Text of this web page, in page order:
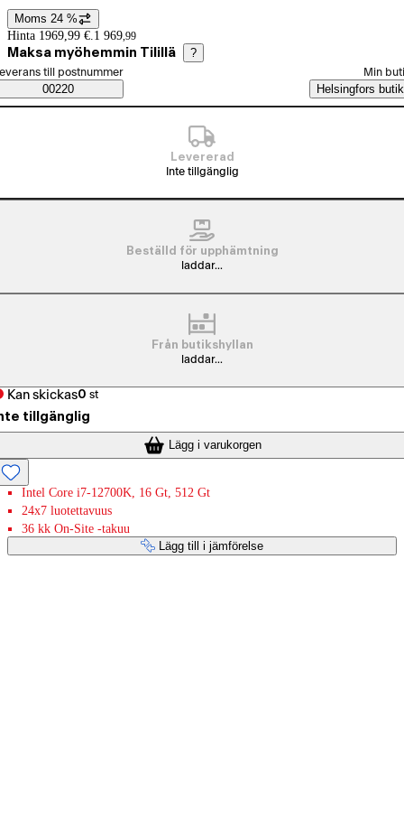
Prisinformation
Moms 24 %
Hinta 1969,99 €. 1 969,99
Maksa myöhemmin Tilillä ?
Saatavuustiedot
beställningssätt
till postnummer
00220
Min
Helsingfors butik
Levererad
Inte tillgänglig
Beställd för upphämtning
laddar...
Från butikshyllan
laddar...
Kan skickas0 st
tillgänglig
Lägg i varukorgen
Intel Core i7-12700K, 16 Gt, 512 Gt
24x7 luotettavuus
36 kk On-Site -takuu
Lägg till i jämförelse